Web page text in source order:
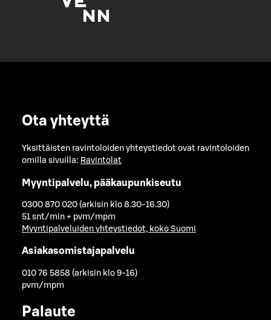
Ota yhteyttä
Yksittäisten ravintoloiden yhteystiedot ovat ravintoloiden
omilla sivuilla: Ravintolat
Myyntipalvelu, pääkaupunkiseutu
0300 870 020 (arkisin klo 8.30-16.30)
51 snt/min + pvm/mpm
Myyntipalveluiden yhteystiedot, koko Suomi
Asiakasomistajapalvelu
010 76 5858 (arkisin klo 9-16)
pvm/mpm
Palaute